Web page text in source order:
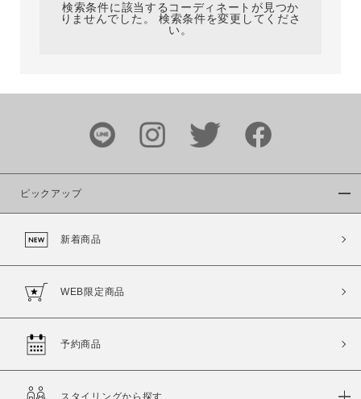
カラー
検索条件に該当するコーディネートが見つか
りませんでした。 検索条件を変更してくださ
い。
ピックアップ
新着商品
WEB限定商品
予約商品
スタイリングから探す